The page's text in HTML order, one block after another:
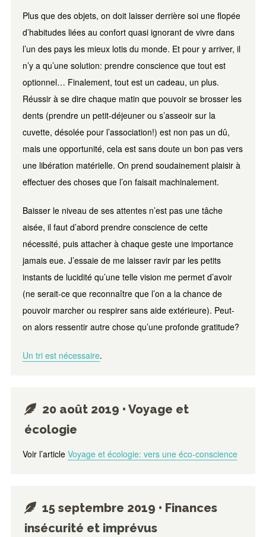
Plus que des objets, on doit laisser derrière soi une flopée
d’habitudes liées au confort quasi ignorant de vivre dans
l’un des pays les mieux lotis du monde. Et pour y arriver, il
n’y a qu’une solution: prendre conscience que tout est
optionnel… Finalement, tout est un cadeau, un plus.
Réussir à se dire chaque matin que pouvoir se brosser les
dents (prendre un petit-déjeuner ou s’asseoir sur la
cuvette, désolée pour l’association!) est non pas un dû,
mais une opportunité, cela est sans doute un bon pas vers
une libération matérielle. On prend soudainement plaisir à
effectuer des choses que l’on faisait machinalement.
Baisser le niveau de ses attentes n’est pas une tâche
aisée, il faut d’abord prendre conscience de cette
nécessité, puis attacher à chaque geste une importance
jamais eue. J’essaie de me laisser ravir par les petits
instants de lucidité qu’une telle vision me permet d’avoir
(ne serait-ce que reconnaître que l’on a la chance de
pouvoir marcher ou respirer sans aide extérieure). Peut-
on alors ressentir autre chose qu’une profonde gratitude?
Un tri est nécessaire.
20 août 2019 • Voyage et
écologie
Voir l’article Voyage et écologie: vers une éco-conscience
15 septembre 2019 • Finances
insécurité et imprévus